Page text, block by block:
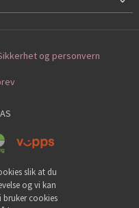
og personvern
slik at du
og vi kan
bruker cookies